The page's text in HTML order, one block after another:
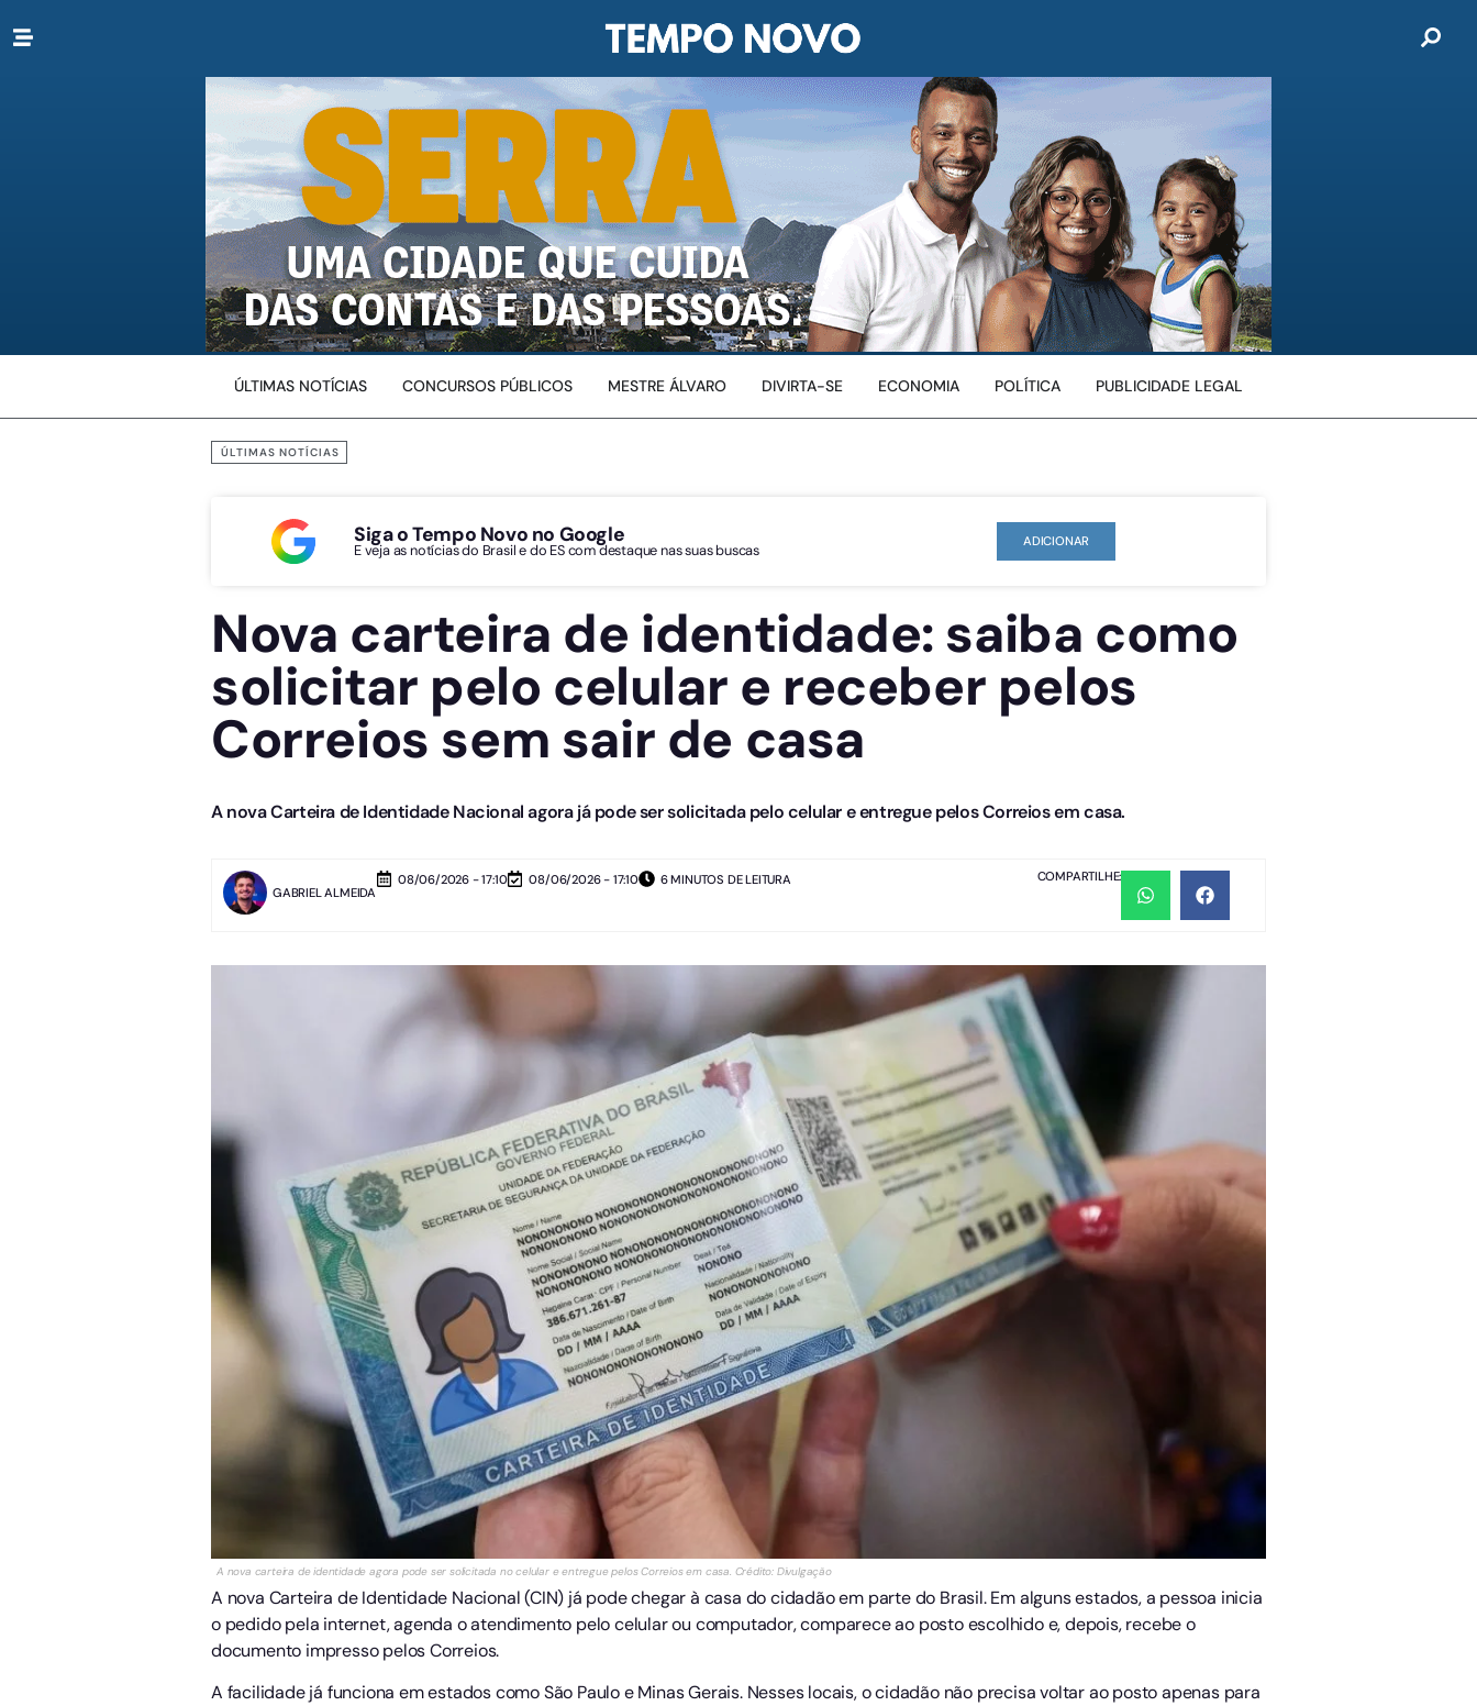
ÚLTIMAS NOTÍCIAS CONCURSOS PÚBLICOS MESTRE ÁLVARO DIVIRTA-SE ECONOMIA POLÍTICA PUBLICIDADE LEGAL
ÚLTIMAS NOTÍCIAS
Siga o Tempo Novo no Google
E veja as notícias do Brasil e do ES com destaque nas suas buscas ADICIONAR
Nova carteira de identidade: saiba como
solicitar pelo celular e receber pelos
Correios sem sair de casa
A nova Carteira de Identidade Nacional agora já pode ser solicitada pelo celular e entregue pelos Correios em casa.
GABRIEL ALMEIDA
08/06/2026 - 17:10 08/06/2026 - 17:10 6 MINUTOS DE LEITURA COMPARTILHE:
A nova carteira de identidade agora pode ser solicitada no celular e entregue pelos Correios em casa. Crédito: Divulgação
A nova Carteira de Identidade Nacional (CIN) já pode chegar à casa do cidadão em parte do Brasil. Em alguns estados, a pessoa inicia
o pedido pela internet, agenda o atendimento pelo celular ou computador, comparece ao posto escolhido e, depois, recebe o
documento impresso pelos Correios.
A facilidade já funciona em estados como São Paulo e Minas Gerais. Nesses locais, o cidadão não precisa voltar ao posto apenas para